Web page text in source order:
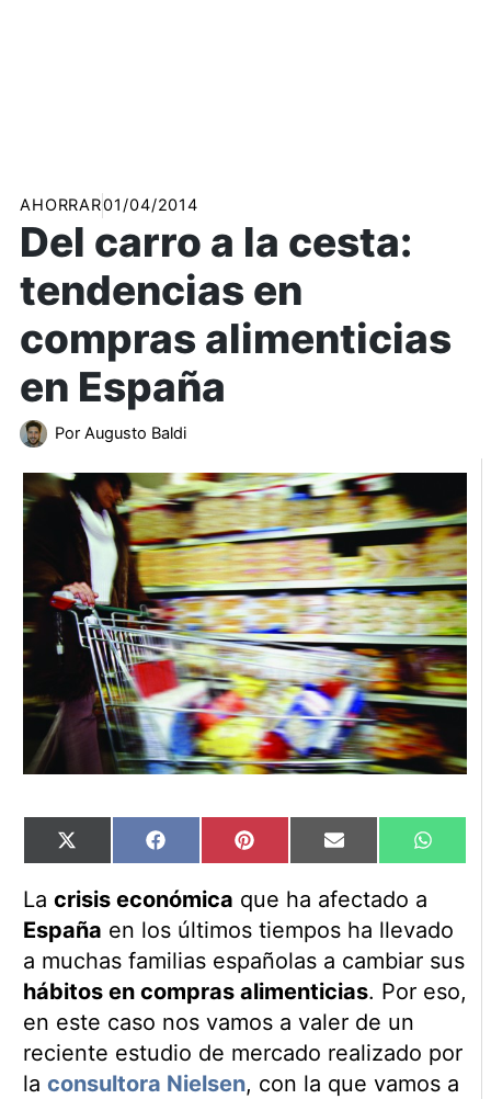
AHORRAR01/04/2014
Del carro a la cesta:
tendencias en
compras alimenticias
en España
Por Augusto Baldi
Compartir
en
X
(Twitter)
Compartir
en
Facebook Compartir
en
Pinterest Compartir
en
Email
en
La crisis económica que ha afectado a
España en los últimos tiempos ha llevado
a muchas familias españolas a cambiar sus
hábitos en compras alimenticias. Por eso,
en este caso nos vamos a valer de un
reciente estudio de mercado realizado por
la consultora Nielsen, con la que vamos a